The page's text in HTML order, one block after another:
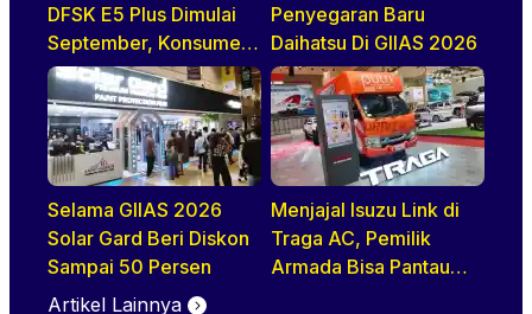
DFSK E5 Plus Dimulai
September, Konsumen
Diajak Tur Pabrik
Penyegaran Baru
Daihatsu Di GIIAS 2026
Selama GIIAS 2026
Solar Gard Beri Diskon
Sampai 50 Persen
Menjajal Isuzu Link di
Traga AC, Pemilik
Armada Bisa Pantau
Artikel Lainnya